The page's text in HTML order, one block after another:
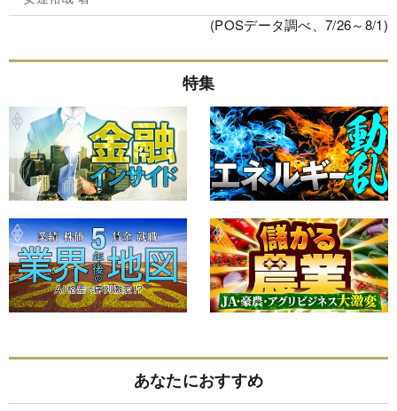
(POSデータ調べ、7/26～8/1)
特集
あなたにおすすめ